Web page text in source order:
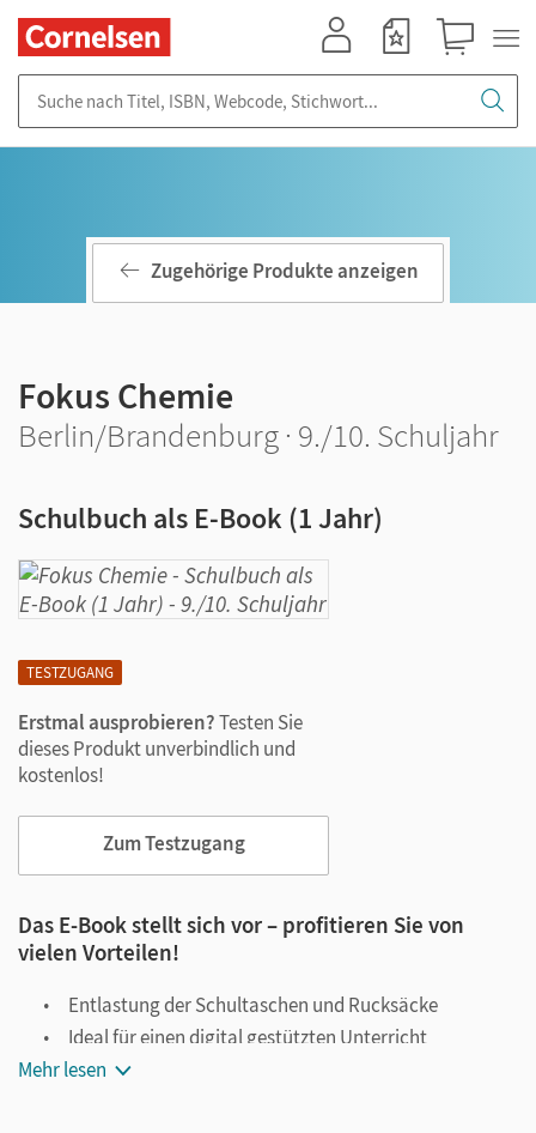
TESTZUGANG
Erstmal ausprobieren?Testen Sie
dieses Produkt unverbindlich und
kostenlos!
Zum Testzugang
Zugehörige Produkte anzeigen
Fokus Chemie
Berlin/Brandenburg · 9./10. Schuljahr
Schulbuch als E-Book (1 Jahr)
Das E-Book stellt sich vor – profitieren Sie von
vielen Vorteilen!
Entlastung der Schultaschen und Rucksäcke
Ideal für einen digital gestützten Unterricht
Notiz- und Markierungsmöglichkeit
Mehr lesen